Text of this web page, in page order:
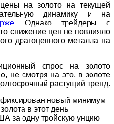
на золото на текущей
динамику и на
. Однако трейдеры с
снижение цен не повлияло
драгоценного металла на
спрос на золото
не смотря на это, в золоте
растущий тренд.
новый минимум
в этот день
за одну тройскую унцию